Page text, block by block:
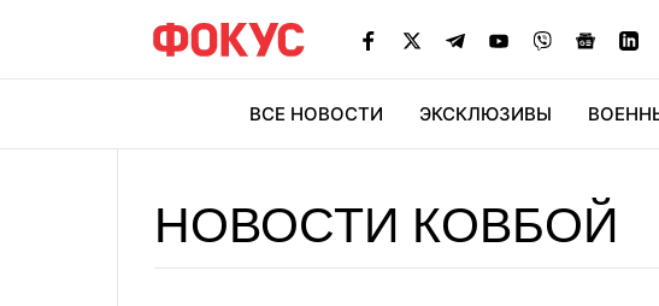
ВСЕ НОВОСТИ ЭКСКЛЮЗИВЫ
НОВОСТИ КОВБОЙ